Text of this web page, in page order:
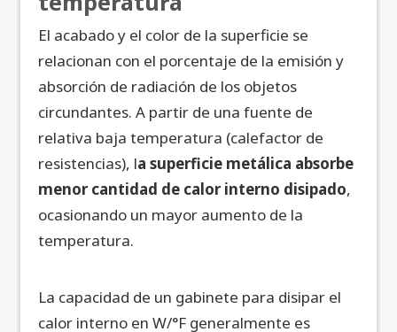
El acabado y el color de la superficie se
relacionan con el porcentaje de la emisión y
absorción de radiación de los objetos
circundantes. A partir de una fuente de
relativa baja temperatura (calefactor de
resistencias), la superficie metálica absorbe
menor cantidad de calor interno disipado,
ocasionando un mayor aumento de la
temperatura.
La capacidad de un gabinete para disipar el
calor interno en W/°F generalmente es